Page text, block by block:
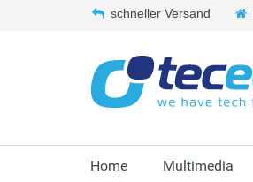
schneller Versand
Home Multimedia